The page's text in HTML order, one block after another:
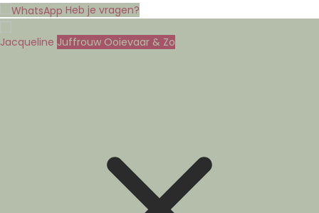
Heb je vragen?
Jacqueline Juffrouw Ooievaar & Zo